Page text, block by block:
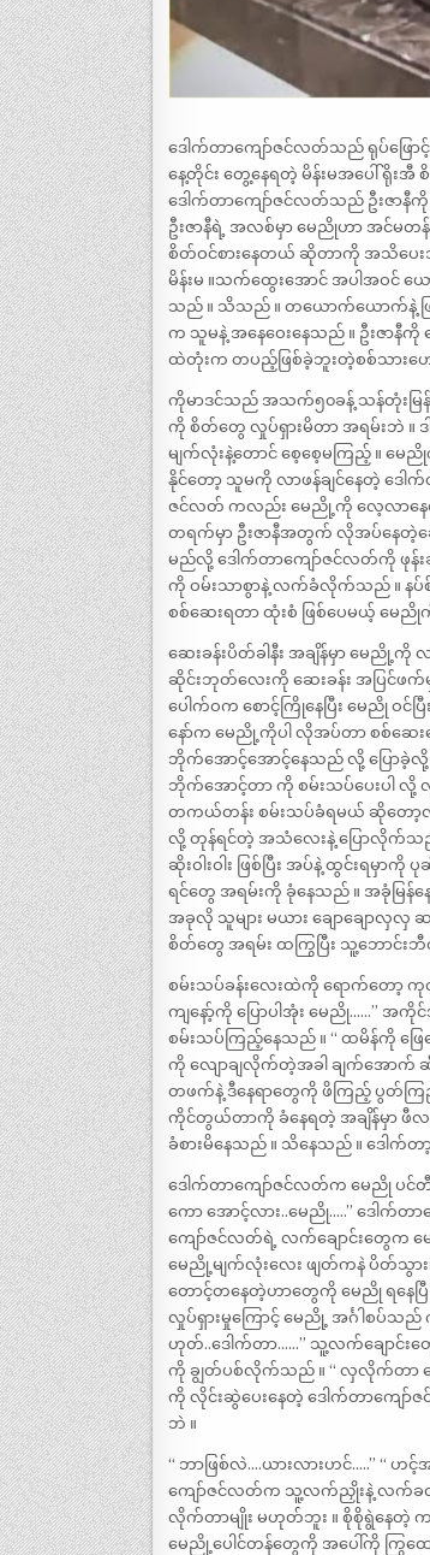
ဒေါက်တာကျော်ဇင်လတ်သည် ရုပ်ဖြေ
နေ့တိုင်း တွေ့နေရတဲ့ မိန်းမအပေါ် ရို
ဒေါက်တာကျော်ဇင်လတ်သည် ဦးဇာနီကို
ဦးဇာနီရဲ့ အလစ်မှာ မေညိုဟာ အင်မတ
စိတ်ဝင်စားနေတယ် ဆိုတာကို အသိပေး
မိန်းမ ။သက်ထွေးအောင် အပါအဝင်
သည် ။ သိသည် ။ တယောက်ယောက်နဲ့ ဖ
က သူမနဲ့ အနေဝေးနေသည် ။ ဦးဇာနီကို
ထဲတုံးက တပည့်ဖြစ်ခဲ့ဘူးတဲ့စစ်သားဟေ
ကိုမာဒင်သည် အသက်၅၀ခန့် သန်တုံးမြ
ကို စိတ်တွေ လှုပ်ရှားမိတာ အရမ်းဘဲ ။
မျက်လုံးနဲ့တောင် စေ့စေ့မကြည့် ။ မ
နိုင်တော့ သူမကို လာဖန်ချင်နေတဲ့ ဒေ
ဇင်လတ် ကလည်း မေညို့ကို လေ့လာနေတာ
တရက်မှာ ဦးဇာနီအတွက် လိုအပ်နေတဲ့ဆ
မည်လို့ ဒေါက်တာကျော်ဇင်လတ်ကို ဖု
ကို ဝမ်းသာစွာနဲ့ လက်ခံလိုက်သည် ။ နပ်
စစ်ဆေးရတာ ထုံးစံ ဖြစ်ပေမယ့် မေညို
ဆေးခန်းပိတ်ခါနီး အချိန်မှာ မေညို့
ဆိုင်းဘုတ်လေးကို ဆေးခန်း အပြင်
ပေါက်ဝက စောင့်ကြိုနေပြီး မေညို ဝ
နော်က မေညို့ကိုပါ လိုအပ်တာ စစ်ဆေးပ
ဘိုက်အောင့်အောင့်နေသည် လို့ ပြောခဲ့လို့
ဘိုက်အောင့်တာ ကို စမ်းသပ်ပေးပါ
တကယ်တန်း စမ်းသပ်ခံရမယ် ဆိုတော့လ
လို့ တုန်ရင်တဲ့ အသံလေးနဲ့ ပြောလိုက်သ
ဆိုးဝါးဝါး ဖြစ်ပြီး အပ်နဲ့ ထွင်းရမှ
ရင်တွေ အရမ်းကို ခုံနေသည် ။ အခုံမြန်
အခုလို သူများ မယား ချောချောလှ
စိတ်တွေ အရမ်း ထကြွပြီး သူ့ဘောင်းဘီ
စမ်းသပ်ခန်းလေးထဲကို ရောက်တော့
ကျနော့်ကို ပြောပါအုံး မေညို……”
စမ်းသပ်ကြည့်နေသည် ။ “ ထမိန်ကို ဖြေ
ကို လျောချလိုက်တဲ့အခါ ချက်အော
တဖက်နဲ့ ဒီနေရာတွေကို ဖိကြည့် ပွတ်ကြ
ကိုင်တွယ်တာကို ခံနေရတဲ့ အချိန်မှာ ဖီ
ခံစားမိနေသည် ။ သိနေသည် ။ ဒေါက်
ဒေါက်တာကျော်ဇင်လတ်က မေညို ပ
ကော အောင့်လား..မေညို…..” ဒေါ
ကျော်ဇင်လတ်ရဲ့ လက်ချောင်းတွေက မ
မေညို့မျက်လုံးလေး ဖျတ်ကနဲ ပိတ်သွာ
တောင့်တနေတဲ့ဟာတွေကို မေညို ရနေပ
လှုပ်ရှားမှုကြောင့် မေညို့ အင်္ဂါစပ်သည်
ဟုတ်..ဒေါက်တာ……” သူ့လက်ချောင်
ကို ချွတ်ပစ်လိုက်သည် ။ “ လှလိုက်တာ မေညို
ကို လိုင်းဆွဲပေးနေတဲ့ ဒေါက်တာကျေ
ဘဲ ။
“ ဘာဖြစ်လဲ….ယားလားဟင်…..” “ ဟ
ကျော်ဇင်လတ်က သူ့လက်ညှိုးနဲ့ လက်ခလ
လိုက်တာမျိုး မဟုတ်ဘူး ။ စိုစိုရွဲနေတဲ့ က
မေညို့ပေါင်တန်တွေကို အပေါ်ကို ကြွထေ